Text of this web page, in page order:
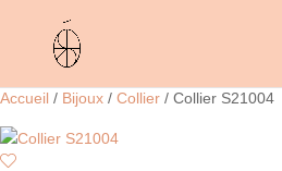
Accueil / Bijoux / Collier / Collier S21004